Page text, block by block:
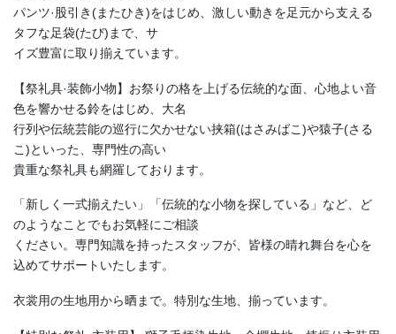
パンツ·股引き(またひき)をはじめ、激しい動きを足元から支える
タフな足袋(たび)まで、サ
イズ豊富に取り揃えています。
【祭礼具·装飾小物】お祭りの格を上げる伝統的な面、心地よい音
色を響かせる鈴をはじめ、大名
行列や伝統芸能の巡行に欠かせない挟箱(はさみばこ)や猿子(さる
こ)といった、専門性の高い
貴重な祭礼具も網羅しております。
「新しく一式揃えたい」「伝統的な小物を探している」など、ど
のようなことでもお気軽にご相談
ください。専門知識を持ったスタッフが、皆様の晴れ舞台を心を
込めてサポートいたします。
衣裳用の生地用から晒まで。特別な生地、揃っています。